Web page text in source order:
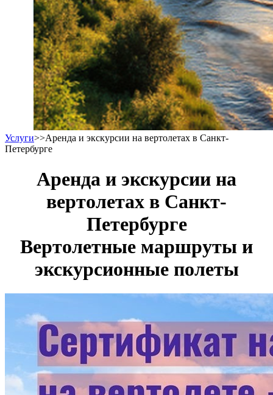
Услуги>>Аренда и экскурсии на вертолетах в Санкт-
Петербурге
Аренда и экскурсии на
вертолетах в Санкт-
Петербурге
Вертолетные маршруты и
экскурсионные полеты